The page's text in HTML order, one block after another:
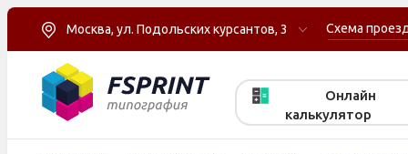
Москва, ул. Подольских курсантов, 3 Схема
Онлайн
калькулятор